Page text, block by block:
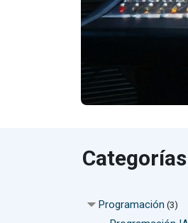
Categorías
Programación (3)